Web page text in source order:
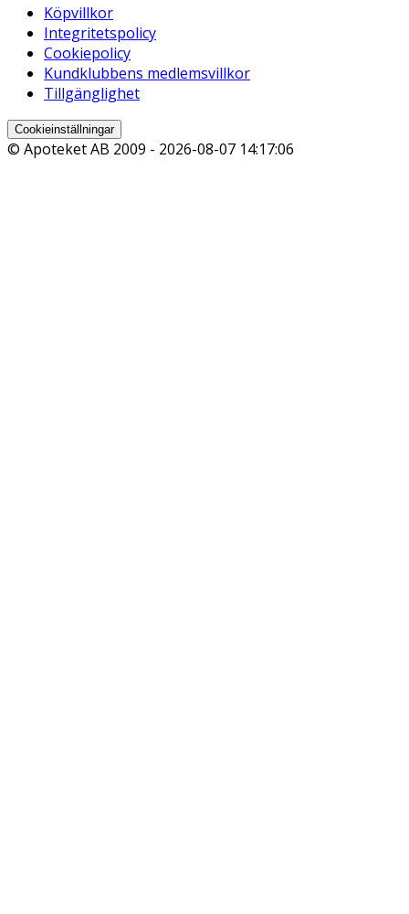
Köpvillkor
Integritetspolicy
Cookiepolicy
Kundklubbens medlemsvillkor
Tillgänglighet
Cookieinställningar
© Apoteket AB 2009 - 2026-08-07 14:17:06